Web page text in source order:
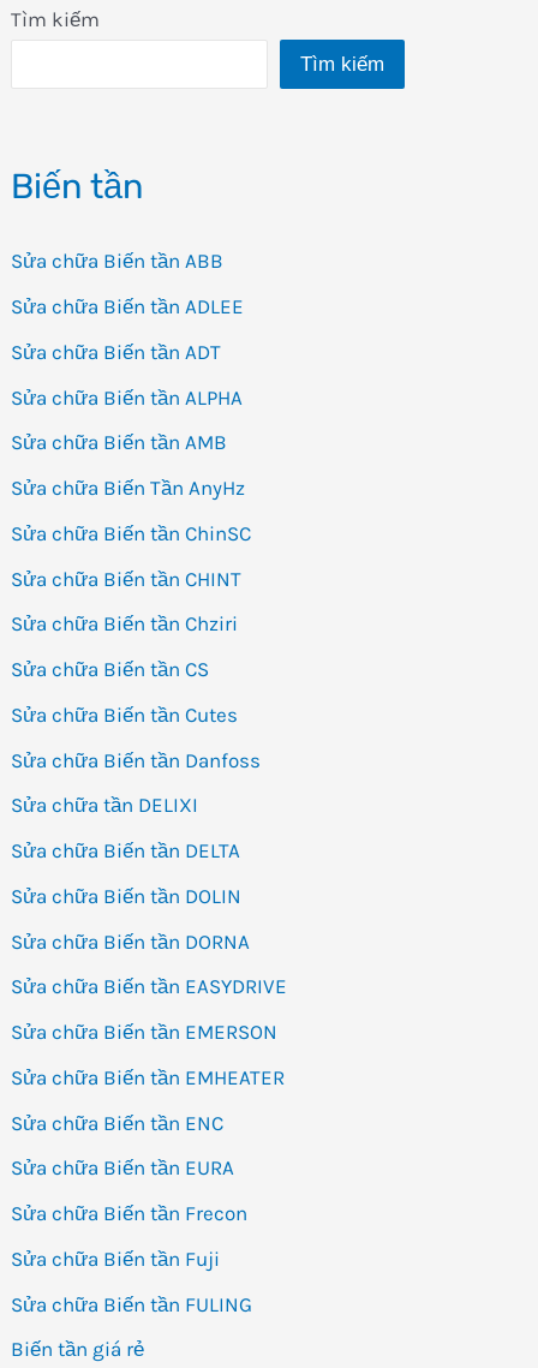
Tìm kiếm
Tìm kiếm
Biến tần
Sửa chữa Biến tần ABB
Sửa chữa Biến tần ADLEE
Sửa chữa Biến tần ADT
Sửa chữa Biến tần ALPHA
Sửa chữa Biến tần AMB
Sửa chữa Biến Tần AnyHz
Sửa chữa Biến tần ChinSC
Sửa chữa Biến tần CHINT
Sửa chữa Biến tần Chziri
Sửa chữa Biến tần CS
Sửa chữa Biến tần Cutes
Sửa chữa Biến tần Danfoss
Sửa chữa tần DELIXI
Sửa chữa Biến tần DELTA
Sửa chữa Biến tần DOLIN
Sửa chữa Biến tần DORNA
Sửa chữa Biến tần EASYDRIVE
Sửa chữa Biến tần EMERSON
Sửa chữa Biến tần EMHEATER
Sửa chữa Biến tần ENC
Sửa chữa Biến tần EURA
Sửa chữa Biến tần Frecon
Sửa chữa Biến tần Fuji
Sửa chữa Biến tần FULING
Biến tần giá rẻ
bán
Frenic